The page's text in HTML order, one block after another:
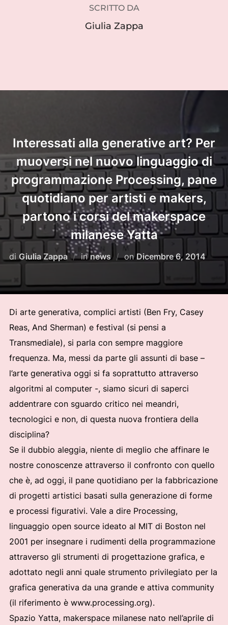
SCRITTO DA
Giulia Zappa
Interessati alla generative art? Per
muoversi nel nuovo linguaggio di
programmazione Processing, pane
quotidiano per artisti e makers,
partono i corsi del makerspace
milanese Yatta
di Giulia Zappa innews onPubblicato
Dicembre 6, 2014
Di arte generativa, complici artisti (Ben Fry, Casey
Reas, And Sherman) e festival (si pensi a
Transmediale), si parla con sempre maggiore
frequenza. Ma, messi da parte gli assunti di base –
l’arte generativa oggi si fa soprattutto attraverso
algoritmi al computer -, siamo sicuri di saperci
addentrare con sguardo critico nei meandri,
tecnologici e non, di questa nuova frontiera della
disciplina?
Se il dubbio aleggia, niente di meglio che affinare le
nostre conoscenze attraverso il confronto con quello
che è, ad oggi, il pane quotidiano per la fabbricazione
di progetti artistici basati sulla generazione di forme
e processi figurativi. Vale a dire Processing,
linguaggio open source ideato al MIT di Boston nel
2001 per insegnare i rudimenti della programmazione
attraverso gli strumenti di progettazione grafica, e
adottato negli anni quale strumento privilegiato per la
grafica generativa da una grande e attiva community
(il riferimento è www.processing.org).
Spazio Yatta, makerspace milanese nato nell’aprile di